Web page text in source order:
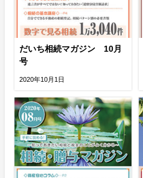
だいち相続マガジン 10月
号
2020年10月1日